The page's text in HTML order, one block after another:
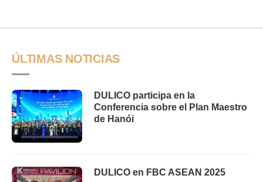
ÚLTIMAS NOTICIAS
DULICO participa en la
Conferencia sobre el Plan Maestro
de Hanói
DULICO en FBC ASEAN 2025